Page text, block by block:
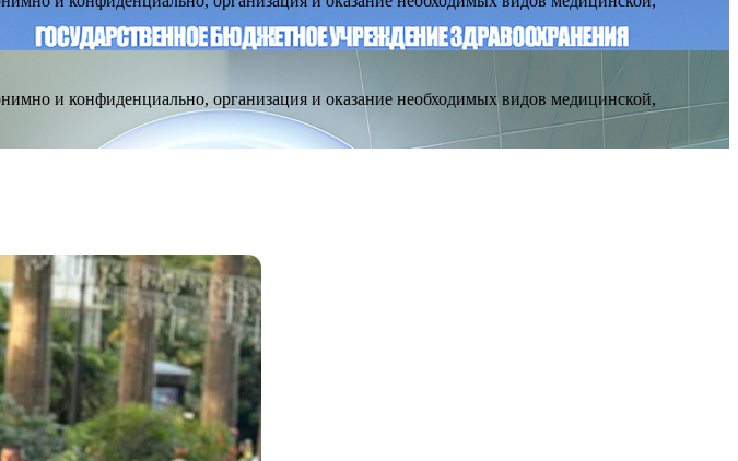
и конфиденциально, организация и оказание необходимых видов медицинской,